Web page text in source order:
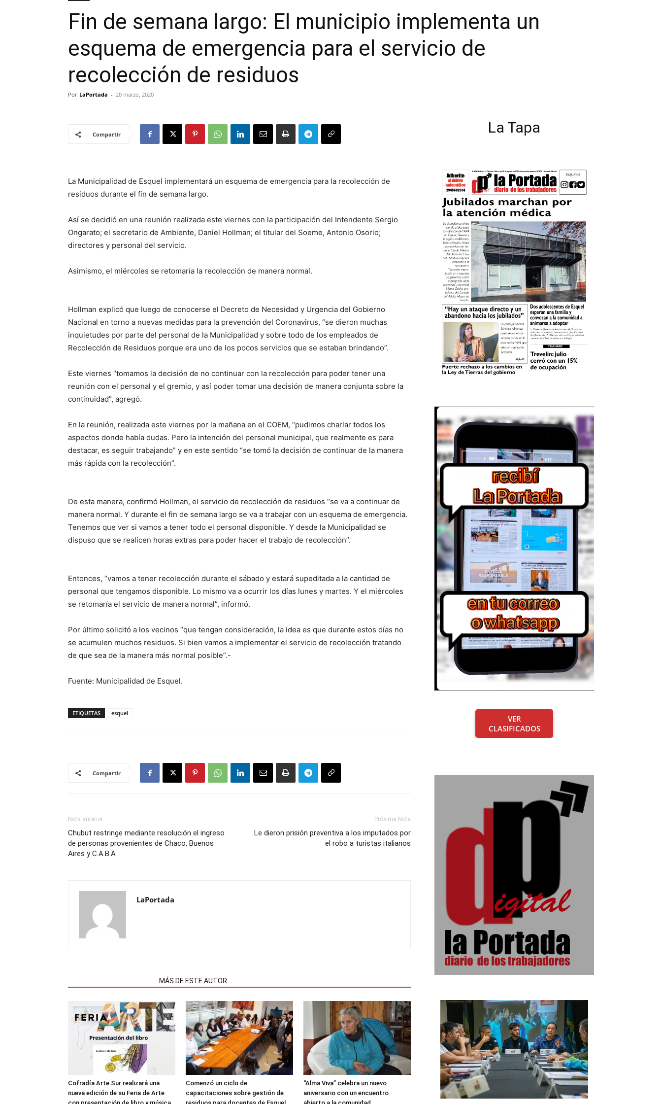
Fin de semana largo: El municipio implementa un
esquema de emergencia para el servicio de
recolección de residuos
Por LaPortada - 20 marzo, 2020
Compartir
La Municipalidad de Esquel implementará un esquema de emergencia para la recolección de
residuos durante el fin de semana largo.
Así se decidió en una reunión realizada este viernes con la participación del Intendente Sergio
Ongarato; el secretario de Ambiente, Daniel Hollman; el titular del Soeme, Antonio Osorio;
directores y personal del servicio.
Asimismo, el miércoles se retomaría la recolección de manera normal.
Hollman explicó que luego de conocerse el Decreto de Necesidad y Urgencia del Gobierno
Nacional en torno a nuevas medidas para la prevención del Coronavirus, “se dieron muchas
inquietudes por parte del personal de la Municipalidad y sobre todo de los empleados de
Recolección de Residuos porque era uno de los pocos servicios que se estaban brindando”.
Este viernes “tomamos la decisión de no continuar con la recolección para poder tener una
reunión con el personal y el gremio, y así poder tomar una decisión de manera conjunta sobre la
continuidad”, agregó.
En la reunión, realizada este viernes por la mañana en el COEM, “pudimos charlar todos los
aspectos donde había dudas. Pero la intención del personal municipal, que realmente es para
destacar, es seguir trabajando” y en este sentido “se tomó la decisión de continuar de la manera
más rápida con la recolección”.
De esta manera, confirmó Hollman, el servicio de recolección de residuos “se va a continuar de
manera normal. Y durante el fin de semana largo se va a trabajar con un esquema de emergencia.
Tenemos que ver si vamos a tener todo el personal disponible. Y desde la Municipalidad se
dispuso que se realicen horas extras para poder hacer el trabajo de recolección”.
Entonces, “vamos a tener recolección durante el sábado y estará supeditada a la cantidad de
personal que tengamos disponible. Lo mismo va a ocurrir los días lunes y martes. Y el miércoles
se retomaría el servicio de manera normal”, informó.
Por último solicitó a los vecinos “que tengan consideración, la idea es que durante estos días no
se acumulen muchos residuos. Si bien vamos a implementar el servicio de recolección tratando
de que sea de la manera más normal posible”.-
Fuente: Municipalidad de Esquel.
ETIQUETAS esquel
Compartir
Nota anterior
Chubut restringe mediante resolución el ingreso
de personas provenientes de Chaco, Buenos
Aires y C.A.B.A
Próxima Nota
Le dieron prisión preventiva a los imputados por
el robo a turistas italianos
LaPortada
MÁS DE ESTE AUTOR
Cofradía Arte Sur realizará una
nueva edición de su Feria de Arte
Comenzó un ciclo de
capacitaciones sobre gestión de
“Alma Viva” celebra un nuevo
aniversario con un encuentro
La Tapa
VER
CLASIFICADOS